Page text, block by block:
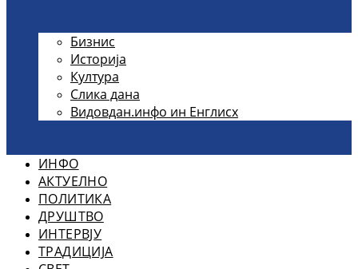
Бизнис
Историја
Култура
Слика дана
Видовдан.инфо ин Енглисх
ИНФО
АКТУЕЛНО
ПОЛИТИКА
ДРУШТВО
ИНТЕРВЈУ
ТРАДИЦИЈА